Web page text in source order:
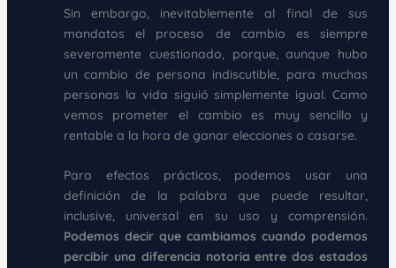
Sin embargo, inevitablemente al final de sus
mandatos el proceso de cambio es siempre
severamente cuestionado, porque, aunque hubo
un cambio de persona indiscutible, para muchas
personas la vida siguió simplemente igual. Como
vemos prometer el cambio es muy sencillo y
rentable a la hora de ganar elecciones o casarse.
Para efectos prácticos, podemos usar una
definición de la palabra que puede resultar,
inclusive, universal en su uso y comprensión.
Podemos decir que cambiamos cuando podemos
percibir una diferencia notoria entre dos estados